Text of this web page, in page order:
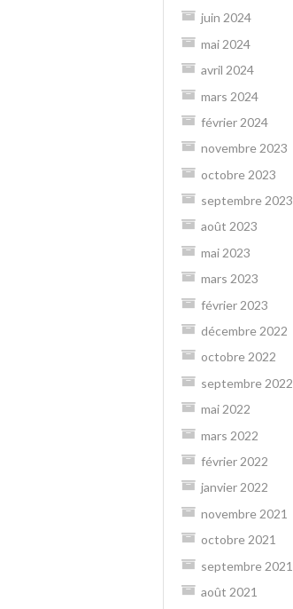
juin 2024
mai 2024
avril 2024
mars 2024
février 2024
novembre 2023
octobre 2023
septembre 2023
août 2023
mai 2023
mars 2023
février 2023
décembre 2022
octobre 2022
septembre 2022
mai 2022
mars 2022
février 2022
janvier 2022
novembre 2021
octobre 2021
septembre 2021
août 2021